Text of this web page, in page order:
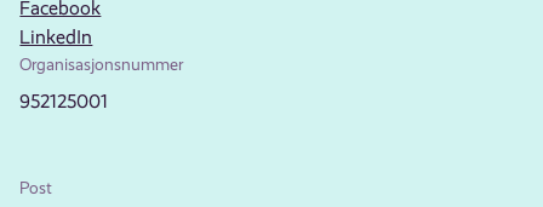
Facebook
LinkedIn
Organisasjonsnummer
952125001
Post